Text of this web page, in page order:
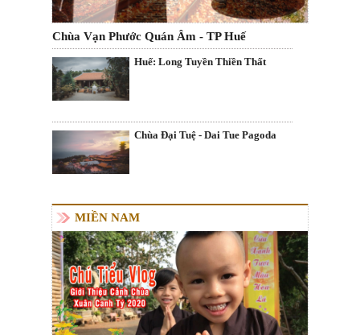
Chùa Vạn Phước Quán Âm - TP Huế
Huế: Long Tuyền Thiền Thất
Chùa Đại Tuệ - Dai Tue Pagoda
MIỀN NAM